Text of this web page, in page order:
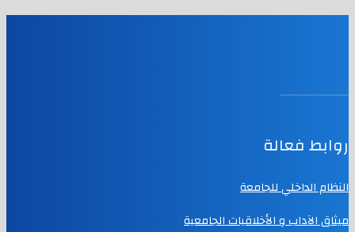
روابط فعالة
النظام الداخلي للجامعة
ميثاق الآداب و الأخلاقيات الجامعية